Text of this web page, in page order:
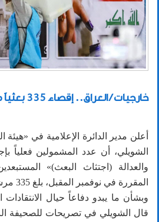
خارجيات / العراق.. إقصاء 335 بعثياً من الانتخابات العامة
أعلن مدير الدائرة الإعلامية في
الشويلي، أن عدد المشمولين فعلياً
والعدالة (اجتثاث البعث)»
المقررة في نوفمبر المقبل، بلغ 335 مرشحاً.
وبشأن ما يبدو دفاعاً حيال الانتقادات
قال الشويلي في تصريحات للصحيفة